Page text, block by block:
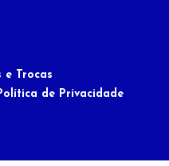
e Trocas
de Privacidade